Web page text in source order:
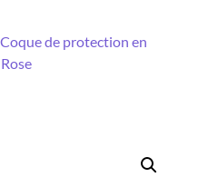
de protection en